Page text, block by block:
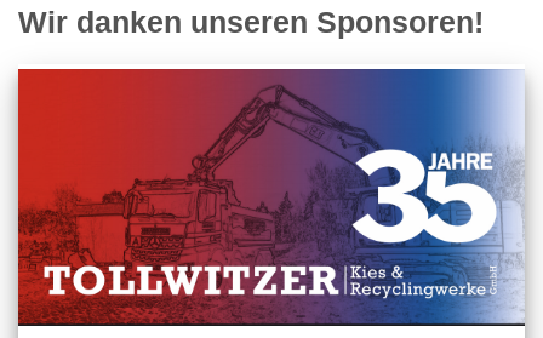
Wir danken unseren Sponsoren!